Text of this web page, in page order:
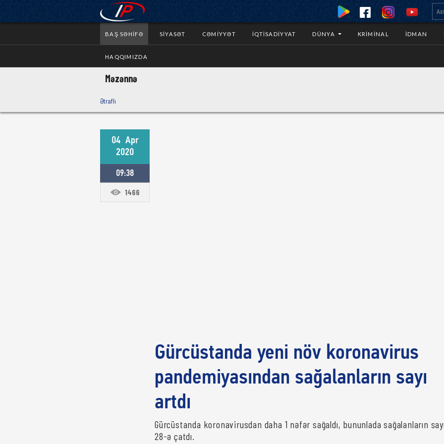
BAŞ SƏHIFƏ SIYASƏT CƏMIYYƏT İQTISADIYYAT DÜNYA KRIMINAL İDMAN
HAQQIMIZDA
Məzənnə
Ətraflı
04 Apr
2020
09:38
1466
Gürcüstanda yeni növ koronavirus
pandemiyasından sağalanların sayı
artdı
Gürcüstanda koronavirusdan daha 1 nəfər sağaldı, bununlada sağalanların
28-ə çatdı.